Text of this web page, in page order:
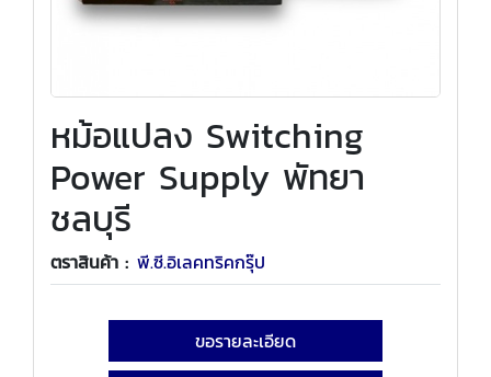
หม้อแปลง Switching
Power Supply พัทยา
ชลบุรี
ตราสินค้า : พี.ซี.อิเลคทริคกรุ๊ป
ขอรายละเอียด